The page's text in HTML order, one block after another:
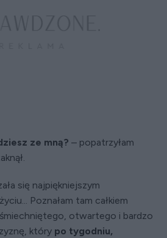
ze mną? – popatrzyłam
się najpiękniejszym
Poznałam tam całkiem
otwartego i bardzo
który po tygodniu,